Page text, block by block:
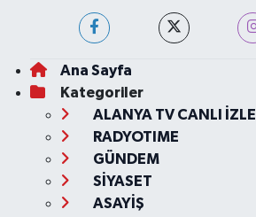
Ana Sayfa
Kategoriler
ALANYA TV CANLI İZLE
RADYOTIME
GÜNDEM
SİYASET
ASAYİŞ